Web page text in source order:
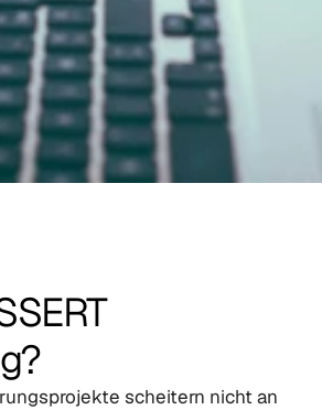
scheitern nicht an